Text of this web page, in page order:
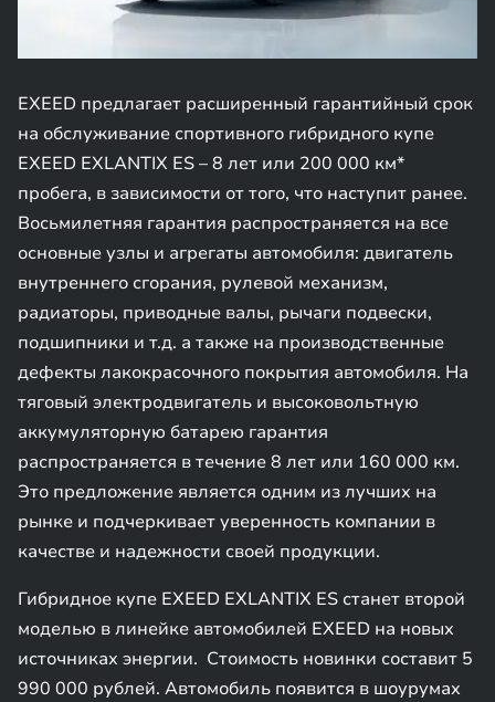
EXEED предлагает расширенный гарантийный срок
на обслуживание спортивного гибридного купе
EXEED EXLANTIX ES – 8 лет или 200 000 км*
пробега, в зависимости от того, что наступит ранее.
Восьмилетняя гарантия распространяется на все
основные узлы и агрегаты автомобиля: двигатель
внутреннего сгорания, рулевой механизм,
радиаторы, приводные валы, рычаги подвески,
подшипники и т.д. а также на производственные
дефекты лакокрасочного покрытия автомобиля. На
тяговый электродвигатель и высоковольтную
аккумуляторную батарею гарантия
распространяется в течение 8 лет или 160 000 км.
Это предложение является одним из лучших на
рынке и подчеркивает уверенность компании в
качестве и надежности своей продукции.
Гибридное купе EXEED EXLANTIX ES станет второй
моделью в линейке автомобилей EXEED на новых
источниках энергии. Стоимость новинки составит 5
990 000 рублей. Автомобиль появится в шоурумах